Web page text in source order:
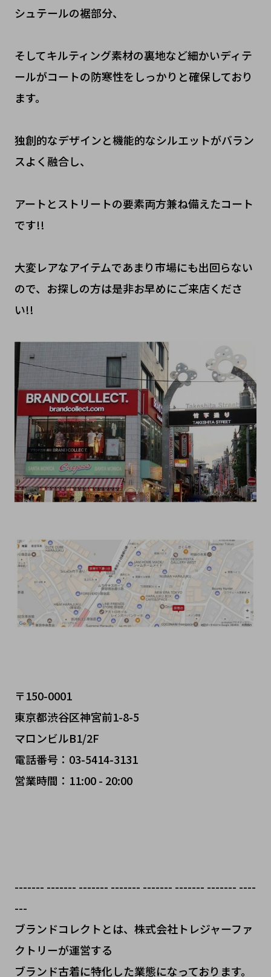
シュテールの裾部分、
そしてキルティング素材の裏地など細かいディテ
ールがコートの防寒性をしっかりと確保しており
ます。
独創的なデザインと機能的なシルエットがバラン
スよく融合し、
アートとストリートの要素両方兼ね備えたコート
です!!
大変レアなアイテムであまり市場にも出回らない
ので、お探しの方は是非お早めにご来店くださ
い!!
〒150-0001
東京都渋谷区神宮前1-8-5
マロンビルB1/2F
電話番号：03-5414-3131
営業時間：11:00 - 20:00
------- ------- ------- ------- ------- ------- ------- ----
---
ブランドコレクトとは、株式会社トレジャーファ
クトリーが運営する
ブランド古着に特化した業態になっております。